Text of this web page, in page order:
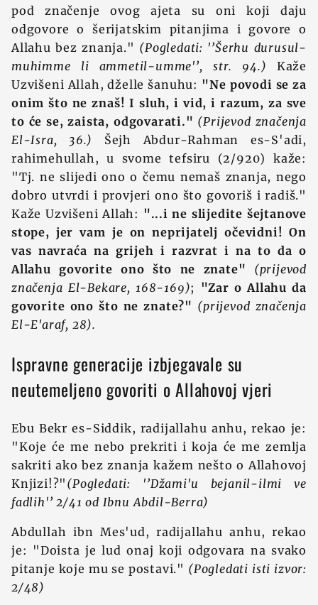
pod značenje ovog ajeta su oni koji daju
odgovore o šerijatskim pitanjima i govore o
Allahu bez znanja." (Pogledati: '’Šerhu durusul-
muhimme li ammetil-umme'’, str. 94.) Kaže
Uzvišeni Allah, dželle šanuhu: "Ne povodi se za
onim što ne znaš! I sluh, i vid, i razum, za sve
to će se, zaista, odgovarati." (Prijevod značenja
El-Isra, 36.)
Šejh Abdur-Rahman es-S'adi,
rahimehullah, u svome tefsiru (2/920) kaže:
"Tj. ne slijedi ono o čemu nemaš znanja, nego
dobro utvrdi i provjeri ono što govoriš i radiš."
Kaže Uzvišeni Allah: "...i ne slijedite šejtanove
stope, jer vam je on neprijatelj očevidni! On
vas navraća na grijeh i razvrat i na to da o
Allahu govorite ono što ne znate" (prijevod
značenja El-Bekare, 168-169); "Zar o Allahu da
govorite ono što ne znate?" (prijevod značenja
El-E'araf, 28).
Ispravne generacije izbjegavale su
neutemeljeno govoriti o Allahovoj vjeri
Ebu Bekr es-Siddik, radijallahu anhu, rekao je:
"Koje će me nebo prekriti i koja će me zemlja
sakriti ako bez znanja kažem nešto o Allahovoj
Knjizi!?" (Pogledati: '’Džami'u bejanil-ilmi ve
fadlih'’ 2/41 od Ibnu Abdil-Berra)
Abdullah ibn Mes'ud, radijallahu anhu, rekao
je: "Doista je lud onaj koji odgovara na svako
pitanje koje mu se postavi." (Pogledati isti izvor:
2/48)